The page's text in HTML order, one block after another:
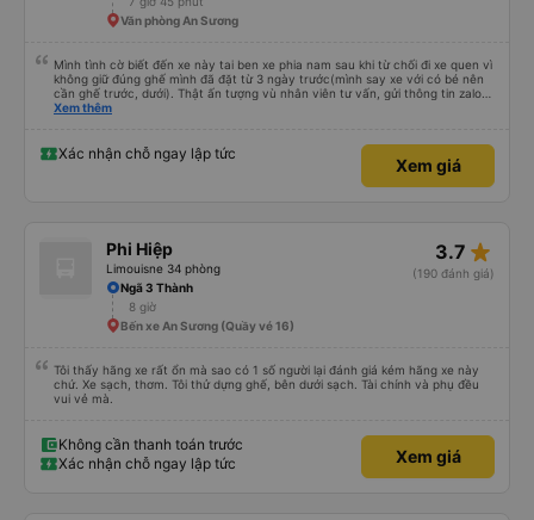
Văn phòng An Sương
Mình tình cờ biết đến xe này tai ben xe phia nam sau khi từ chối đi xe quen vì
không giữ đúng ghế mình đã đặt từ 3 ngày trước(mình say xe với có bé nên
cần ghế trước, dưới). Thật ấn tượng vù nhân viên tư vấn, gửi thông tin zalo
rõ ràng, chuyên nghiệp. Đi đúng giờ, xe mới toanh, sạch sẽ thơm tho, buồng
các anh tài và lơ cũng cực dễ thương, tâm lý. 10 điểm không nhưng. Mình sẽ
lưu lại để giới thiệu người nhà, bạn bè đi xe này. ưng hết sức. Giờ thấy may
Xem thêm
Xác nhận chỗ ngay lập tức
Xem giá
Phi Hiệp
Limouisne 34 phòng
3.7 star_rate
(190 đánh giá)
Ngã 3 Thành
8 giờ
Bến xe An Sương (Quầy vé 16)
Tôi thấy hãng xe rất ổn mà sao có 1 số người lại đánh giá kém hãng xe này
chứ. Xe sạch, thơm. Tôi thử dựng ghế, bên dưới sạch. Tài chính và phụ đều
vui vẻ mà.
Không cần thanh toán trước
Xác nhận chỗ ngay lập tức
Xem giá